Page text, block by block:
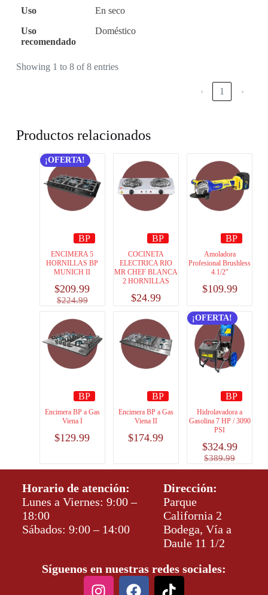
Uso
En seco
Uso
recomendado
Doméstico
Showing 1 to 8 of 8 entries
‹ 1 ›
Productos relacionados
¡OFERTA!
BP
ENCIMERA 5
HORNILLAS BP
MUNICH II
$224.99
$209.99
BP
COCINETA
ELECTRICA RIO
MR CHEF BLANCA
2 HORNILLAS
$24.99
BP
Amoladora
Profesional Brushless
4.1/2″
$109.99
BP
Encimera BP a Gas
Viena I
$129.99
BP
Encimera BP a Gas
Viena II
$174.99
¡OFERTA!
BP
Hidrolavadora a
Gasolina 7 HP / 3090
PSI
$389.99
$324.99
Horario de atención:
Lunes a Viernes: 9:00 –
18:00
Sábados: 9:00 – 14:00
Dirección:
Parque
California 2
Bodega, Vía a
Daule 11 1/2
Síguenos en nuestras redes sociales: